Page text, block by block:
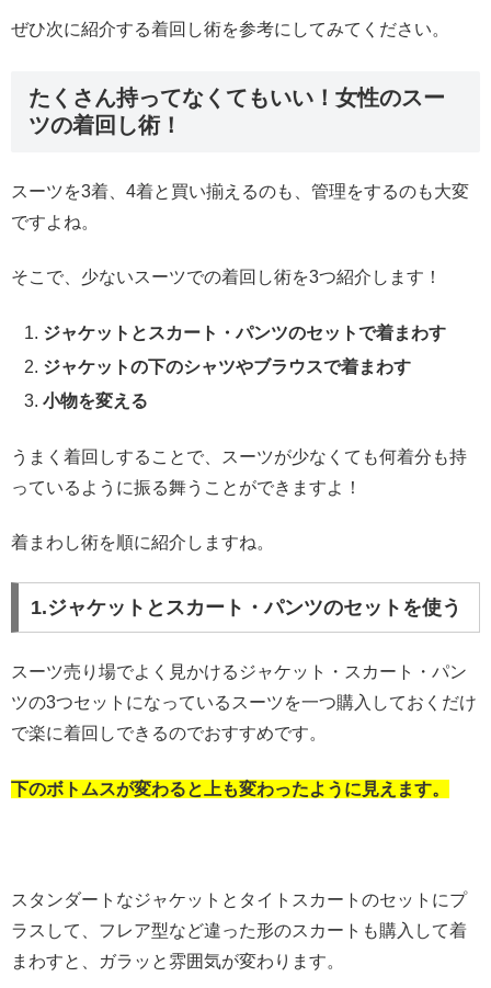
ぜひ次に紹介する着回し術を参考にしてみてください。
たくさん持ってなくてもいい！女性のスー
ツの着回し術！
スーツを3着、4着と買い揃えるのも、管理をするのも大変
ですよね。
そこで、少ないスーツでの着回し術を3つ紹介します！
ジャケットとスカート・パンツのセットで着まわす
ジャケットの下のシャツやブラウスで着まわす
小物を変える
うまく着回しすることで、スーツが少なくても何着分も持
っているように振る舞うことができますよ！
着まわし術を順に紹介しますね。
1.ジャケットとスカート・パンツのセットを使う
スーツ売り場でよく見かけるジャケット・スカート・パン
ツの3つセットになっているスーツを一つ購入しておくだけ
で楽に着回しできるのでおすすめです。
下のボトムスが変わると上も変わったように見えます。
スタンダートなジャケットとタイトスカートのセットにプ
ラスして、フレア型など違った形のスカートも購入して着
まわすと、ガラッと雰囲気が変わります。